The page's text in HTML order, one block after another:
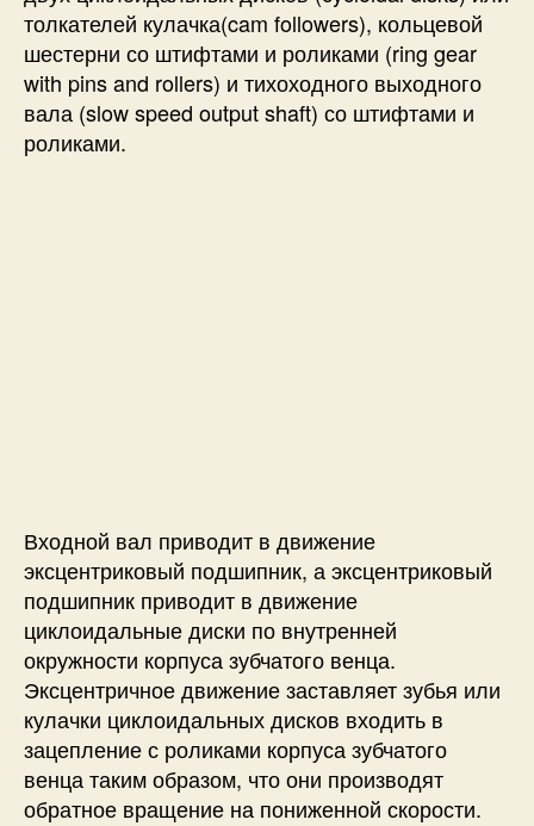
р
е
толкателей кулачка(cam followers), кольцевой
шестерни со штифтами и роликами (ring gear
with pins and rollers) и тихоходного выходного
вала (slow speed output shaft) со штифтами и
роликами.
Входной вал приводит в движение
эксцентриковый подшипник, а эксцентриковый
подшипник приводит в движение
циклоидальные диски по внутренней
окружности корпуса зубчатого венца.
Эксцентричное движение заставляет зубья или
кулачки циклоидальных дисков входить в
зацепление с роликами корпуса зубчатого
венца таким образом, что они производят
обратное вращение на пониженной скорости.